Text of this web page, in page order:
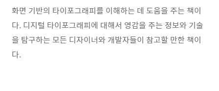
화면 기반의 타이포그래피를 이해하는 데 도움을 주는 책이
다. 디지털 타이포그래피에 대해서 영감을 주는 정보와 기술
을 탐구하는 모든 디자이너와 개발자들이 참고할 만한 책이
다.